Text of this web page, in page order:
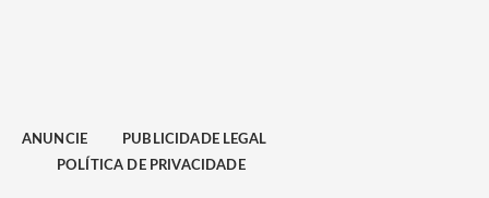
ANUNCIE
PUBLICIDADE LEGAL
POLÍTICA DE PRIVACIDADE